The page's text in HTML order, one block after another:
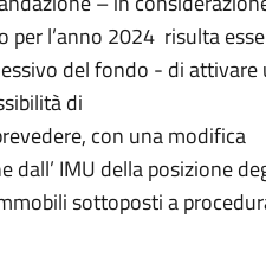
l’anno 2024 risulta
del fondo - di attivare
di
con una modifica
dall’ IMU della posizione
sottoposti a